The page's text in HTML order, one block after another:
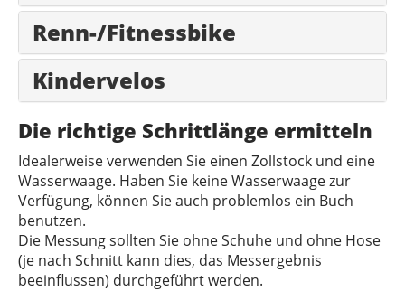
Renn-/Fitnessbike
Kindervelos
Die richtige Schrittlänge ermitteln
Idealerweise verwenden Sie einen Zollstock und eine
Wasserwaage. Haben Sie keine Wasserwaage zur
Verfügung, können Sie auch problemlos ein Buch
benutzen.
Die Messung sollten Sie ohne Schuhe und ohne Hose
(je nach Schnitt kann dies, das Messergebnis
beeinflussen) durchgeführt werden.